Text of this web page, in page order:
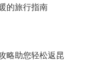
的旅行指南
略助您轻松返昆